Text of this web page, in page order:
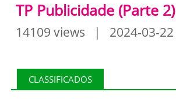
TP Publicidade (Parte 2)
14109 views | 2024-03-22
CLASSIFICADOS